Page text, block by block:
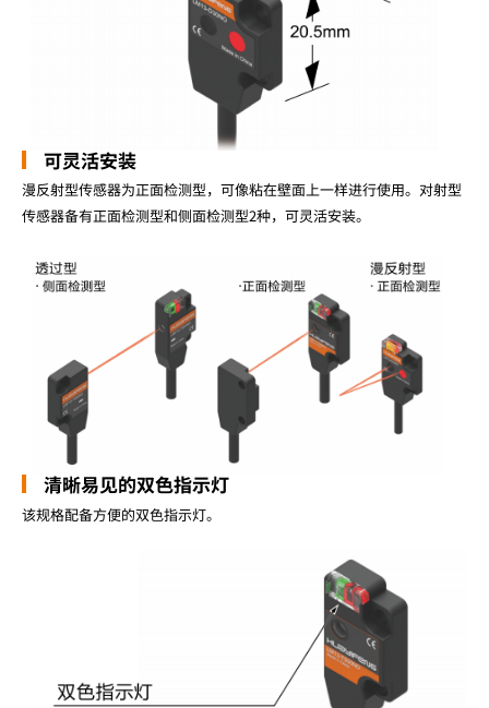
可灵活安装
漫反射型传感器为正面检测型，可像粘在壁面上一样进行使用。对射型
传感器备有正面检测型和侧面检测型2种，可灵活安装。
清晰易见的双色指示灯
该规格配备方便的双色指示灯。